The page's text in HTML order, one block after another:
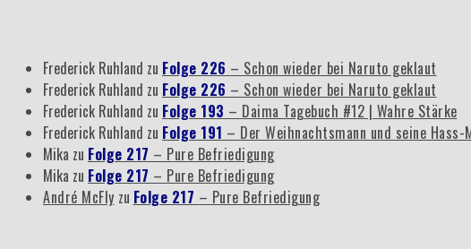
Frederick Ruhland zu Folge 226 – Schon wieder bei Naruto geklaut
Frederick Ruhland zu Folge 226 – Schon wieder bei Naruto geklaut
Frederick Ruhland zu Folge 193 – Daima Tagebuch #12 | Wahre Stärke
Frederick Ruhland zu Folge 191 – Der Weihnachtsmann und seine Hass-
Mika zu Folge 217 – Pure Befriedigung
Mika zu Folge 217 – Pure Befriedigung
André McFly zu Folge 217 – Pure Befriedigung